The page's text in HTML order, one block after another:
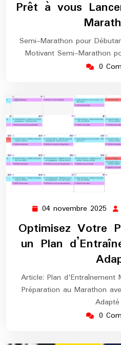
2026
Prêt à vous
Semi-Marathon pour
Motivant Semi-Marathon
0
04 novembre 2025 04
Optimisez Votre
un Plan
Article: Plan d'Entraînement
Préparation au Marathon
0